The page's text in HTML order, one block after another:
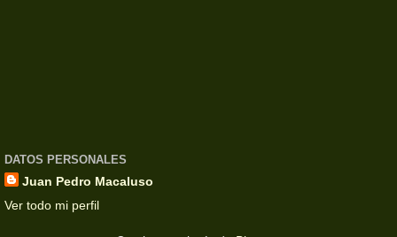
DATOS PERSONALES
Juan Pedro Macaluso
Ver todo mi perfil